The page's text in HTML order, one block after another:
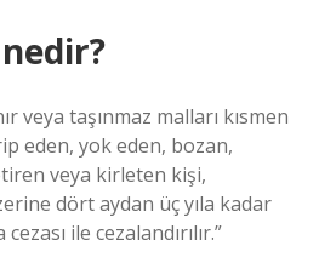
veya taşınmaz malları kısmen
eden, yok eden, bozan,
veya kirleten kişi,
dört aydan üç yıla kadar
ile cezalandırılır.”